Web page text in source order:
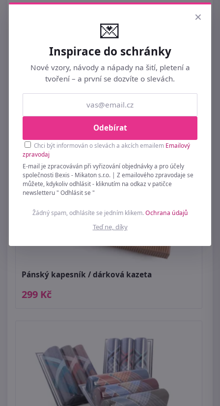
internetovou cenu! Nakupujte chytře a vše si pořiďte v
PÁNSKÉ KAPESNÍKY
Pánský kapesník / dárková kazeta
299 Kč
×
💌
Inspirace do schránky
Nové vzory, návody a nápady na šití, pletení a
tvoření – a první se dozvíte o slevách.
Odebírat
Chci být informován o slevách a akcích emailem Emailový
zpravodaj
E-mail je zpracováván při vyřizování objednávky a pro účely
společnosti Bexis - Mikaton s.r.o. | Z emailového zpravodaje se
můžete, kdykoliv odhlásit - kliknutím na odkaz v patičce
newsletteru " Odhlásit se "
Žádný spam, odhlásíte se jedním klikem.Ochrana údajů
Teď ne, díky